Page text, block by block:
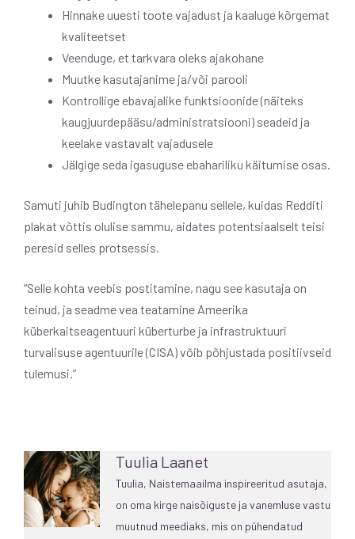
Hinnake uuesti toote vajadust ja kaaluge kõrgemat
kvaliteetset
Veenduge, et tarkvara oleks ajakohane
Muutke kasutajanime ja/või parooli
Kontrollige ebavajalike funktsioonide (näiteks
kaugjuurdepääsu/administratsiooni) seadeid ja
keelake vastavalt vajadusele
Jälgige seda igasuguse ebahariliku käitumise osas.
Samuti juhib Budington tähelepanu sellele, kuidas Redditi
plakat võttis olulise sammu, aidates potentsiaalselt teisi
peresid selles protsessis.
“Selle kohta veebis postitamine, nagu see kasutaja on
teinud, ja seadme vea teatamine Ameerika
küberkaitseagentuuri küberturbe ja infrastruktuuri
turvalisuse agentuurile (CISA) võib põhjustada positiivseid
tulemusi.”
Tuulia Laanet
Tuulia, Naistemaailma inspireeritud asutaja,
on oma kirge naisõiguste ja vanemluse vastu
muutnud meediaks, mis on pühendatud